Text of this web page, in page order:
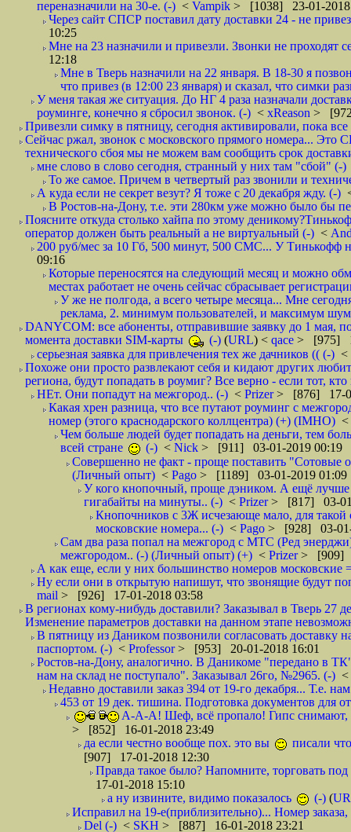
переназначили на 30-е. (-) < Vampik > [1038] 23-01-2018
Через сайт СПСР поставил дату доставки 24 - не
10:25
Мне на 23 назначили и привезли. Звонки не
12:18
Мне в Тверь назначили на 22 января. В 18-30 я
что привез (в 12:00 23 января) и сказал, что симки
У меня такая же ситуация. До НГ 4 раза назначали
роуминге, конечно я сбросил звонок. (-) < xReason >
Привезли симку в пятницу, сегодня активировали, пока
Сейчас ржал, звонок с московского прямого номера... Это
технического сбоя мы не можем вам сообщить срок
мне слово в слово сегодня, странный у них там "сбой" (-)
То же самое. Причем в четвертый раз звонили и
А куда если не секрет везут? Я тоже с 20 декабря жду. (-)
В Ростов-на-Дону, т.е. эти 280км уже можно было бы
Поясните откуда столько хайпа по этому
оператор должен быть реальный а не виртуальный (-) <
200 руб/мес за 10 Гб, 500 минут, 500 СМС... У Тинькофф
09:16
Которые переносятся на следующий месяц и можно
местах работает не очень сейчас сбрасывает
У же не полгода, а всего четыре месяца... Мне
реклама, 2. минимум пользователей, и максимум
DANYCOM: все абоненты, отправившие заявку до 1 мая,
момента доставки SIM-карты
(-) (URL) < qace > [975]
серьезная заявка для привлечения тех же дачников (( (-) <
Похоже они просто развлекают себя и кидают других
региона, будут попадать в роумиг? Все верно - если тот,
НЕт. Они попадут на межгород.. (-) < Prizer> [876] 17-
Какая хрен разница, что все путают роуминг с
номер (этого краснодарского коллцентра) (+) (IMHO) <
Чем больше людей будет попадать на деньги, тем
всей стране
(-) < Nick > [911] 03-01-2019 00:19
Совершенно не факт - проще поставить "Сотовые
(Личный опыт) < Pago > [1189] 03-01-2019 01:09
У кого кнопочный, проще дэником. А ещё лучше
гигабайты на минуты.. (-) < Prizer> [817] 03-
Кнопочников с 3Ж исчезающе мало, для такой
московские номера... (-) < Pago > [928] 03-01-
Сам два раза попал на межгород с МТС (Ред
межгородом.. (-) (Личный опыт) (+) < Prizer> [909]
А как еще, если у них большинство номеров московские
Ну если они в открытую напишут, что звонящие будут
mail > [926] 17-01-2018 03:58
В регионах кому-нибудь доставили? Заказывал в Тверь 27
Изменение параметров доставки на данном этапе
В пятницу из Даником позвонили согласовать доставку
паспортом. (-) < Professor> [953] 20-01-2018 16:01
Ростов-на-Дону, аналогично. В Даникоме "передано в
нам на склад не поступало". Заказывал 26го, №2965. (-) <
Недавно доставили заказ 394 от 19-го декабря... Т.е.
453 от 19 дек. тишина. Подготовка документов для
А-А-А! Шеф, всё пропало! Гипс снимают,
> [852] 16-01-2018 23:49
да если честно вообще пох. это вы
писали
[907] 17-01-2018 12:30
Правда такое было? Напомните, торговать
17-01-2018 15:10
а ну извините, видимо показалось
(-) (
Исправил на 19-е(приблизительно)... Номер
Del (-) < SKH > [887] 16-01-2018 23:21